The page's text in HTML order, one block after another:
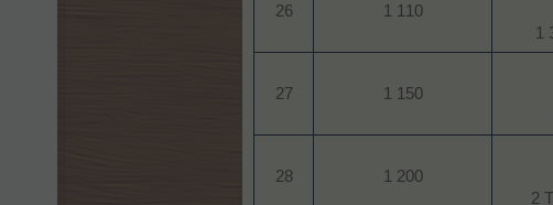
26​ 1 110​
1
27​ 1 150​
28​ 1 200​
2